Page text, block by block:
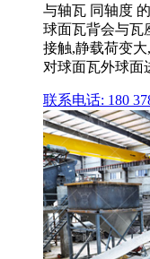
与轴瓦 同轴度
球面瓦背会与瓦
接触,静载荷变
对球面瓦外球面
联系电话: 180